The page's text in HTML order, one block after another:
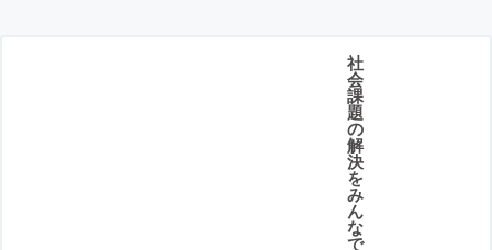
社
会
課
題
の
解
決
を
み
ん
な
で